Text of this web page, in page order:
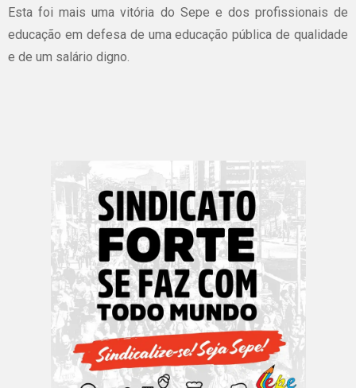
Esta foi mais uma vitória do Sepe e dos profissionais de
educação em defesa de uma educação pública de qualidade
e de um salário digno.